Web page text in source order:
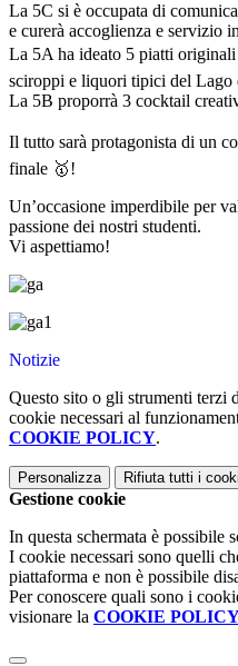
La 5C si è occupata di
e curerà accoglienza e servizio
La 5A ha ideato 5 piatti
sciroppi e liquori tipici del Lago
La 5B proporrà 3 cocktail
Il tutto sarà protagonista di un
finale 🥇!
Un’occasione imperdibile per
passione dei nostri studenti.
Vi aspettiamo!
Notizie
Questo sito o gli strumenti terzi
cookie necessari al
COOKIE POLICY.
Personalizza Rifiuta tutti i
Gestione cookie
In questa schermata è possibile
I cookie necessari sono quelli
piattaforma e non è possibile
Per conoscere quali sono i
visionare la COOKIE